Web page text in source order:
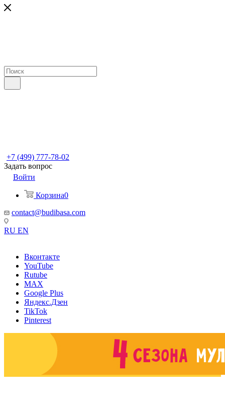
+7 (499) 777-78-02
Задать вопрос
Войти
Корзина0
contact@budibasa.com
RU EN
Вконтакте
YouTube
Rutube
MAX
Google Plus
Яндекс.Дзен
TikTok
Pinterest